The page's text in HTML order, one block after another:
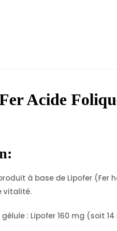
Acide
produit à base de Lipofer
vitalité.
: Lipofer 160 mg (soit